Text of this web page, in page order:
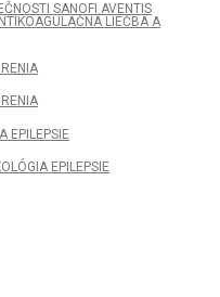
SANOFI AVENTIS
LIEČBA A
EPILEPSIE
EPILEPSIE